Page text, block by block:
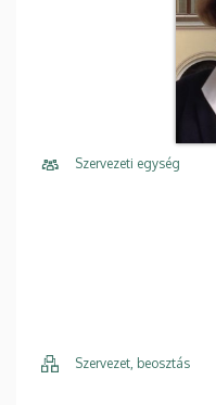
Szervezeti egység
Szervezet, beosztás